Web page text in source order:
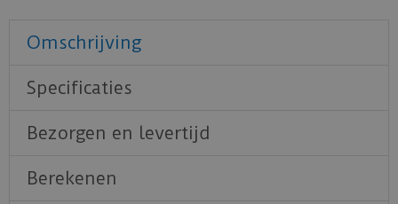
Omschrijving
Specificaties
Bezorgen en levertijd
Berekenen